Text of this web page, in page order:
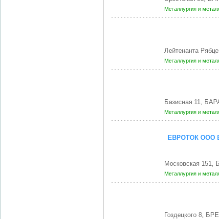
Металлургия и
Лейтенанта
Металлургия и
Базисная 11,
Металлургия и
ЕВРОТОК ООО
Московская 151,
Металлургия и
Гоздецкого 8,